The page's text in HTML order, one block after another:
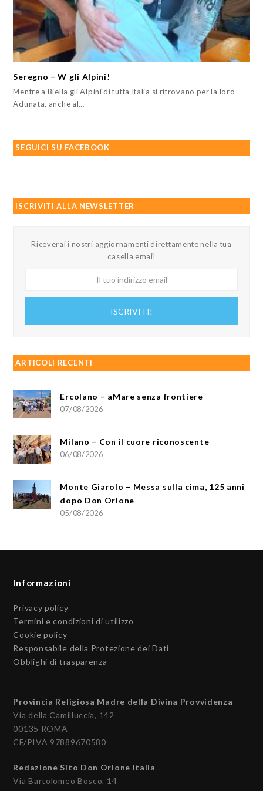
Seregno – W gli Alpini!
Mentre a Biella gli Alpini di tutta Italia si ritrovano per la loro
Adunata, anche al…
SEGUICI SU FACEBOOK
ISCRIVITI ALLA NEWSLETTER
Riceverai i nostri aggiornamenti direttamente nella tua
casella email
ISCRIVITI!
ARTICOLI RECENTI
Ercolano – aMare senza frontiere
07/08/2026
Milano – Con il cuore riconoscente
06/08/2026
Monte Giarolo – Messa sulla cima, 125 anni
dopo Don Orione
05/08/2026
Informazioni
Privacy policy
Termini e condizioni di utilizzo
Cookie policy
Responsabile della Protezione dei Dati
Obblighi di trasparenza
Provincia Religiosa Madre della Divina Provvidenza
Via della Camilluccia, 142
00135 ROMA
CF/PIVA 97889670580
Redazione Sito Don Orione Italia
Via Bartolomeo Bosco, 14